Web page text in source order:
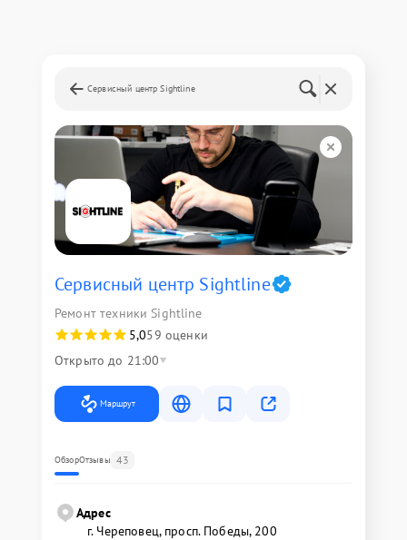
Сервисный центр Sightline
Сервисный центр Sightline
Ремонт техники Sightline
5,059 оценки
Открыто до 21:00
Маршрут
ОбзорОтзывы 43
Адрес
г. Череповец, просп. Победы, 200